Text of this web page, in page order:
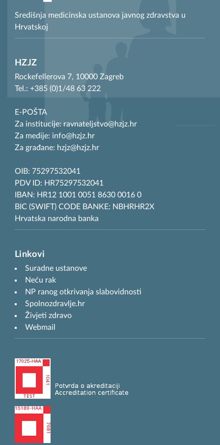
Središnja medicinska ustanova javnog zdravstva u
Hrvatskoj
HZJZ
Rockefellerova 7, 10000 Zagreb
Tel.: +385 (0)1/48 63 222
E-POŠTA
Za institucije: ravnateljstvo@hzjz.hr
Za medije: info@hzjz.hr
Za građane: hzjz@hzjz.hr
OIB: 75297532041
PDV ID: HR75297532041
IBAN: HR12 1001 0051 8630 0016 0
BIC (SWIFT) CODE BANKE: NBHRHR2X
Hrvatska narodna banka
Linkovi
Suradne ustanove
Neću rak
NP ranog otkrivanja slabovidnosti
Spolnozdravlje.hr
Živjeti zdravo
Webmail